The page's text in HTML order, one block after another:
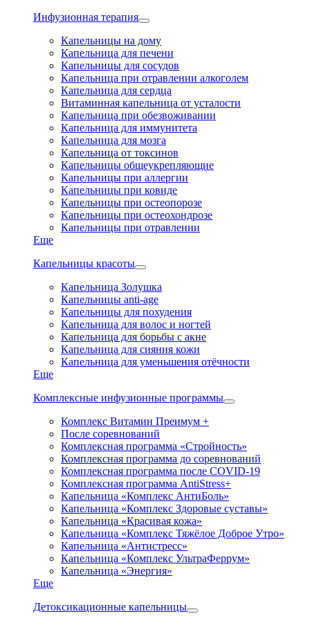
Инфузионная терапия
Капельницы на дому
Капельница для печени
Капельницы для сосудов
Капельница при отравлении алкоголем
Капельница для сердца
Витаминная капельница от усталости
Капельница при обезвоживании
Капельница для иммунитета
Капельница для мозга
Капельница от токсинов
Капельницы общеукрепляющие
Капельницы при аллергии
Капельницы при ковиде
Капельницы при остеопорозе
Капельницы при остеохондрозе
Капельницы при отравлении
Еще
Капельницы красоты
Капельница Золушка
Капельницы anti-age
Капельницы для похудения
Капельница для волос и ногтей
Капельница для борьбы с акне
Капельница для сияния кожи
Капельница для уменьшения отёчности
Еще
Комплексные инфузионные программы
Комплекс Витамин Преимум +
После соревнований
Комплексная программа «Стройность»
Комплексная программа до соревнований
Комплексная программа после COVID-19
Комплексная программа AntiStress+
Капельница «Комплекс АнтиБоль»
Капельница «Комплекс Здоровые суставы»
Капельница «Красивая кожа»
Капельница «Комплекс Тяжёлое Доброе Утро»
Капельница «Антистресс»
Капельница «Комплекс УльтраФеррум»
Капельница «Энергия»
Еще
Детоксикационные капельницы